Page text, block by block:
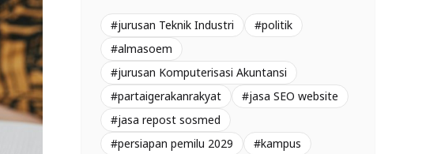
#jurusan Teknik Industri
#politik
#almasoem
#jurusan Komputerisasi Akuntansi
#partaigerakanrakyat
#jasa SEO website
#jasa repost sosmed
#persiapan pemilu 2029
#kampus